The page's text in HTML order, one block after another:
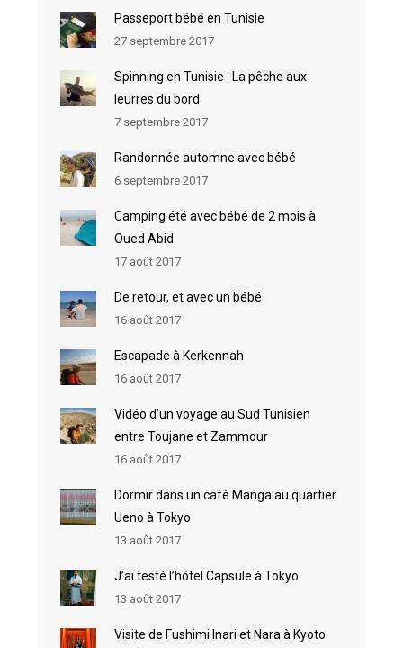
Passeport bébé en Tunisie
27 septembre 2017
Spinning en Tunisie : La pêche aux
leurres du bord
7 septembre 2017
Randonnée automne avec bébé
6 septembre 2017
Camping été avec bébé de 2 mois à
Oued Abid
17 août 2017
De retour, et avec un bébé
16 août 2017
Escapade à Kerkennah
16 août 2017
Vidéo d’un voyage au Sud Tunisien
entre Toujane et Zammour
16 août 2017
Dormir dans un café Manga au quartier
Ueno à Tokyo
13 août 2017
J’ai testé l’hôtel Capsule à Tokyo
13 août 2017
Visite de Fushimi Inari et Nara à Kyoto